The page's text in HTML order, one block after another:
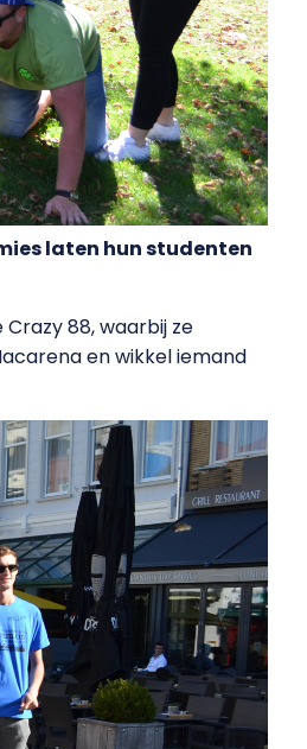
laten hun studenten
88, waarbij ze
en wikkel iemand